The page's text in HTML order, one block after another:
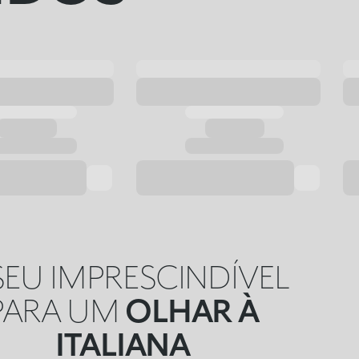
IMPRESCINDÍVEL
UM OLHAR À
ITALIANA